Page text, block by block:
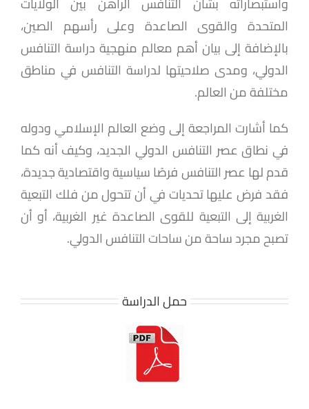
المتحدة والقوى الصاعدة وعلى رأسهم الصين،
بالإضافة إلى بيان أهم معالم منهجية دراسة التنافس
الدولي، ومدى صلاحيتها لدراسة التنافس في مناطق
مختلفة من العالم.
كما أشارت المراجعة إلى وضع العالم الإسلامي ودوله
في نطاق عصر التنافس الدولي الجديد، وكيف أنه كما
قدم لها عصر التنافس فرصًا سياسية واقتصادية جديدة،
فقد فرض عليها تحديات في أن تتحول من فلك التبعية
الغربية إلى التبعية للقوى الصاعدة غير الغربية، أو أن
تصبح مجرد ساحة من ساحات التنافس الدولي.
حمل الدراسة